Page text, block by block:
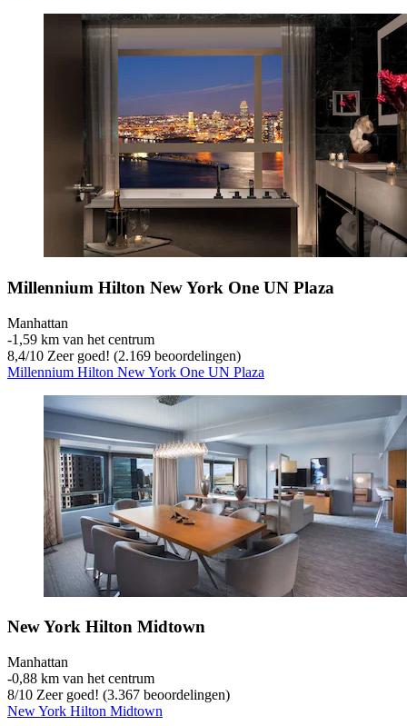
Millennium Hilton New York One UN Plaza
Manhattan
‐1,59 km van het centrum
8,4/10 Zeer goed! (2.169 beoordelingen)
Millennium Hilton New York One UN Plaza
New York Hilton Midtown
Manhattan
‐0,88 km van het centrum
8/10 Zeer goed! (3.367 beoordelingen)
New York Hilton Midtown